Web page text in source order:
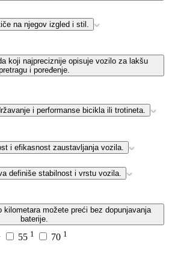
na njegov izgled i stil.
koji najpreciznije opisuje vozilo za lakšu
i poređenje.
i performanse bicikla ili trotineta.
i efikasnost zaustavljanja vozila.
definiše stabilnost i vrstu vozila.
kilometara možete preći bez dopunjavanja
baterije.
55 1 70 1